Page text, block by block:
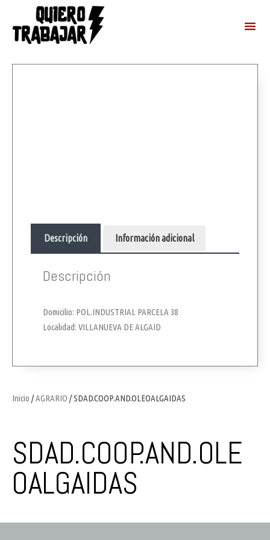
Inicio /AGRARIO / SDAD.COOP.AND.OLEOALGAIDAS
SDAD.COOP.AND.OLE
OALGAIDAS
Descripción Información adicional
Descripción
Domicilio: POL.INDUSTRIAL PARCELA 38
Localidad: VILLANUEVA DE ALGAID